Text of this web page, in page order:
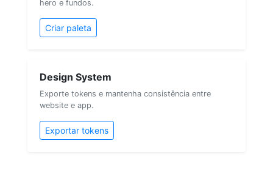
hero e fundos.
Criar paleta
Design System
Exporte tokens e mantenha consistência entre
website e app.
Exportar tokens